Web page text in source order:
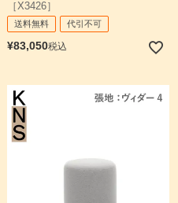
［X3426］
送料無料 代引不可
¥83,050税込